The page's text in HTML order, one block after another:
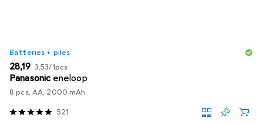
Batteries + piles
EUR
28,19 EUR
3,53/1pcs
Panasonic eneloop
8 pcs, AA, 2000 mAh
521